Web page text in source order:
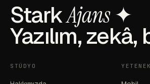
StarkAjans✦
Yazılım, zekâ,
STÜDYO